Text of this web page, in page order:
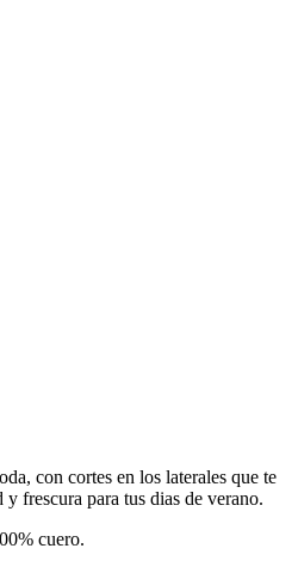
con cortes en los laterales que te
frescura para tus dias de verano.
cuero.